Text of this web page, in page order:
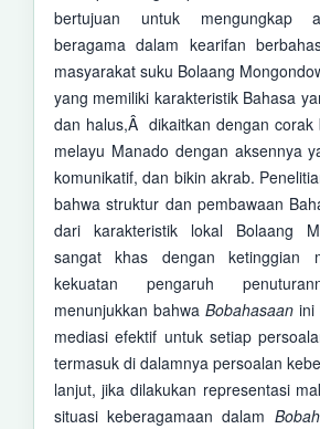
bertujuan untuk mengungkap
beragama dalam kearifan
masyarakat suku Bolaang
yang memiliki karakteristik Bahasa
dan halus,Â dikaitkan dengan corak
melayu Manado dengan aksennya
komunikatif, dan bikin akrab.
bahwa struktur dan pembawaan
dari karakteristik lokal Bolaang
sangat khas dengan ketinggian
kekuatan pengaruh
menunjukkan bahwa Bobahasaan ini
mediasi efektif untuk setiap
termasuk di dalamnya persoalan
lanjut, jika dilakukan representasi
situasi keberagamaan dalam